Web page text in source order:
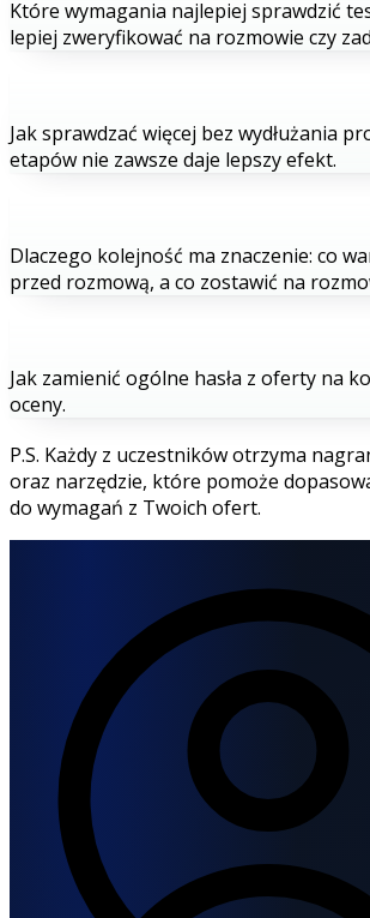
Które wymagania najlepiej sprawdzić
lepiej zweryfikować na rozmowie czy
Jak sprawdzać więcej bez wydłużania
etapów nie zawsze daje lepszy efekt.
Dlaczego kolejność ma znaczenie: co
przed rozmową, a co zostawić na
Jak zamienić ogólne hasła z oferty na
oceny.
P.S. Każdy z uczestników otrzyma
oraz narzędzie, które pomoże
do wymagań z Twoich ofert.